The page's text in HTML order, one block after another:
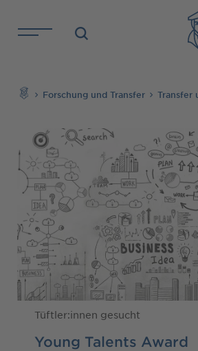
Direkt zu den Inhalten
Forschung und Transfer Transfer
Tüftler:innen gesucht
Young Talents Award